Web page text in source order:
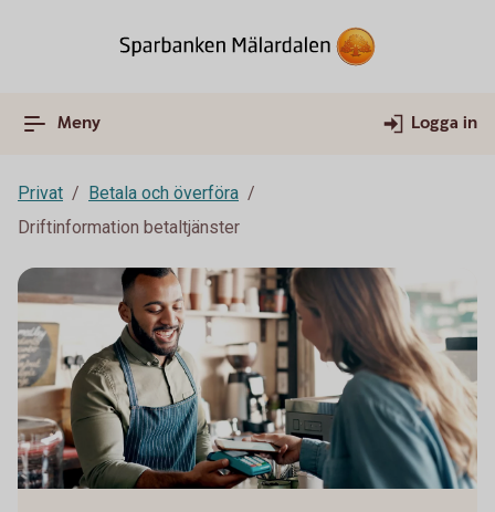
Meny Logga in
Privat
Betala och överföra
Driftinformation betaltjänster